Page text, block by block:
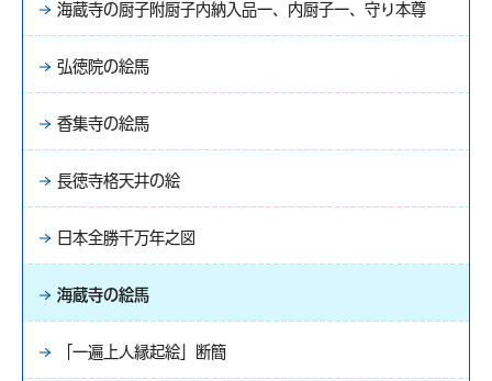
海蔵寺の厨子附厨子内納入品一、内厨子一、守り本尊
弘徳院の絵馬
香集寺の絵馬
長徳寺格天井の絵
日本全勝千万年之図
海蔵寺の絵馬
「一遍上人縁起絵」断簡